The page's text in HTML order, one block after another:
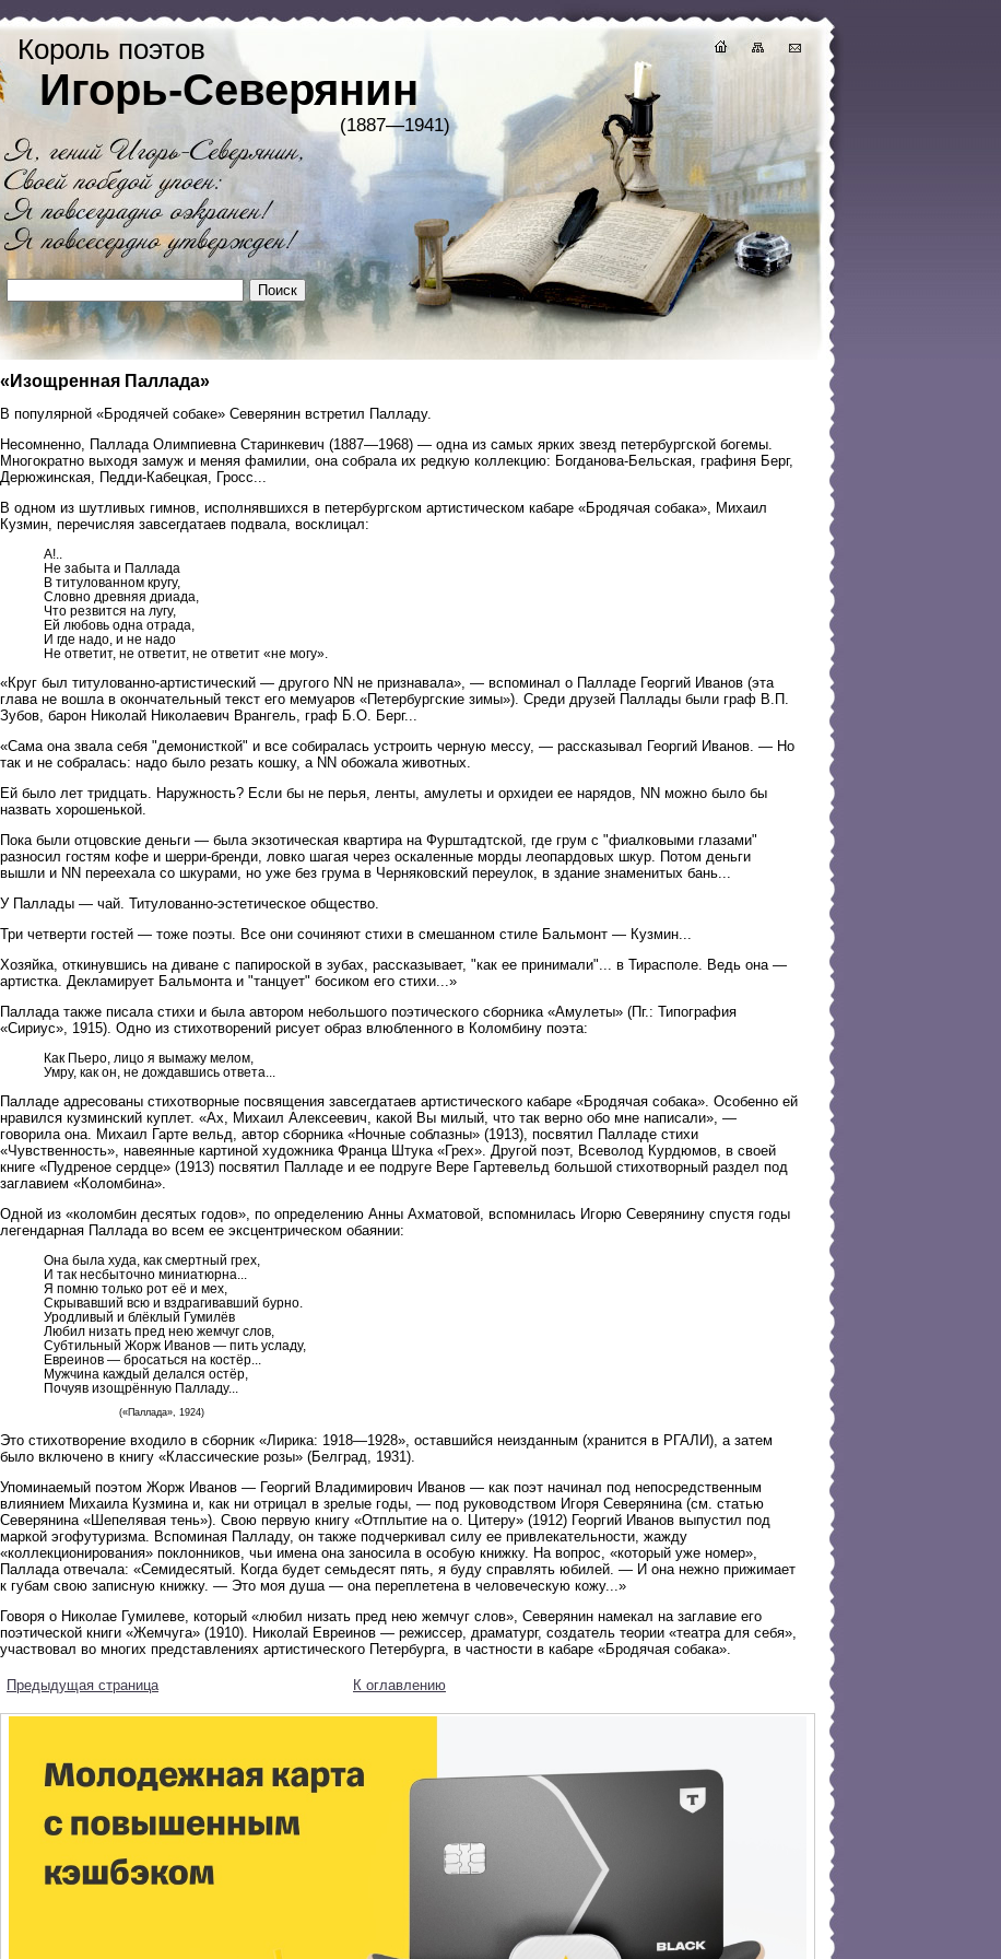
Король поэтов
Игорь-Северянин
(1887—1941)
«Изощренная Паллада»
В популярной «Бродячей собаке» Северянин встретил Палладу.
Несомненно, Паллада Олимпиевна Старинкевич (1887—1968) — одна из самых ярких звезд петербургской богемы.
Многократно выходя замуж и меняя фамилии, она собрала их редкую коллекцию: Богданова-Бельская, графиня Берг,
Дерюжинская, Педди-Кабецкая, Гросс...
В одном из шутливых гимнов, исполнявшихся в петербургском артистическом кабаре «Бродячая собака», Михаил
Кузмин, перечисляя завсегдатаев подвала, восклицал:
А!..
Не забыта и Паллада
В титулованном кругу,
Словно древняя дриада,
Что резвится на лугу,
Ей любовь одна отрада,
И где надо, и не надо
Не ответит, не ответит, не ответит «не могу».
«Круг был титулованно-артистический — другого NN не признавала», — вспоминал о Палладе Георгий Иванов (эта
глава не вошла в окончательный текст его мемуаров «Петербургские зимы»). Среди друзей Паллады были граф В.П.
Зубов, барон Николай Николаевич Врангель, граф Б.О. Берг...
«Сама она звала себя "демонисткой" и все собиралась устроить черную мессу, — рассказывал Георгий Иванов. — Но
так и не собралась: надо было резать кошку, а NN обожала животных.
Ей было лет тридцать. Наружность? Если бы не перья, ленты, амулеты и орхидеи ее нарядов, NN можно было бы
назвать хорошенькой.
Пока были отцовские деньги — была экзотическая квартира на Фурштадтской, где грум с "фиалковыми глазами"
разносил гостям кофе и шерри-бренди, ловко шагая через оскаленные морды леопардовых шкур. Потом деньги
вышли и NN переехала со шкурами, но уже без грума в Черняковский переулок, в здание знаменитых бань...
У Паллады — чай. Титулованно-эстетическое общество.
Три четверти гостей — тоже поэты. Все они сочиняют стихи в смешанном стиле Бальмонт — Кузмин...
Хозяйка, откинувшись на диване с папироской в зубах, рассказывает, "как ее принимали"... в Тирасполе. Ведь она —
артистка. Декламирует Бальмонта и "танцует" босиком его стихи...»
Паллада также писала стихи и была автором небольшого поэтического сборника «Амулеты» (Пг.: Типография
«Сириус», 1915). Одно из стихотворений рисует образ влюбленного в Коломбину поэта:
Как Пьеро, лицо я вымажу мелом,
Умру, как он, не дождавшись ответа...
Палладе адресованы стихотворные посвящения завсегдатаев артистического кабаре «Бродячая собака». Особенно ей
нравился кузминский куплет. «Ах, Михаил Алексеевич, какой Вы милый, что так верно обо мне написали», —
говорила она. Михаил Гарте вельд, автор сборника «Ночные соблазны» (1913), посвятил Палладе стихи
«Чувственность», навеянные картиной художника Франца Штука «Грех». Другой поэт, Всеволод Курдюмов, в своей
книге «Пудреное сердце» (1913) посвятил Палладе и ее подруге Вере Гартевельд большой стихотворный раздел под
заглавием «Коломбина».
Одной из «коломбин десятых годов», по определению Анны Ахматовой, вспомнилась Игорю Северянину спустя годы
легендарная Паллада во всем ее эксцентрическом обаянии:
Она была худа, как смертный грех,
И так несбыточно миниатюрна...
Я помню только рот её и мех,
Скрывавший всю и вздрагивавший бурно.
Уродливый и блёклый Гумилёв
Любил низать пред нею жемчуг слов,
Субтильный Жорж Иванов — пить усладу,
Евреинов — бросаться на костёр...
Мужчина каждый делался остёр,
Почуяв изощрённую Палладу...
(«Паллада», 1924)
Это стихотворение входило в сборник «Лирика: 1918—1928», оставшийся неизданным (хранится в РГАЛИ), а затем
было включено в книгу «Классические розы» (Белград, 1931).
Упоминаемый поэтом Жорж Иванов — Георгий Владимирович Иванов — как поэт начинал под непосредственным
влиянием Михаила Кузмина и, как ни отрицал в зрелые годы, — под руководством Игоря Северянина (см. статью
Северянина «Шепелявая тень»). Свою первую книгу «Отплытие на о. Цитеру» (1912) Георгий Иванов выпустил под
маркой эгофутуризма. Вспоминая Палладу, он также подчеркивал силу ее привлекательности, жажду
«коллекционирования» поклонников, чьи имена она заносила в особую книжку. На вопрос, «который уже номер»,
Паллада отвечала: «Семидесятый. Когда будет семьдесят пять, я буду справлять юбилей. — И она нежно прижимает
к губам свою записную книжку. — Это моя душа — она переплетена в человеческую кожу...»
Говоря о Николае Гумилеве, который «любил низать пред нею жемчуг слов», Северянин намекал на заглавие его
поэтической книги «Жемчуга» (1910). Николай Евреинов — режиссер, драматург, создатель теории «театра для себя»,
участвовал во многих представлениях артистического Петербурга, в частности в кабаре «Бродячая собака».
Предыдущая страница К оглавлению